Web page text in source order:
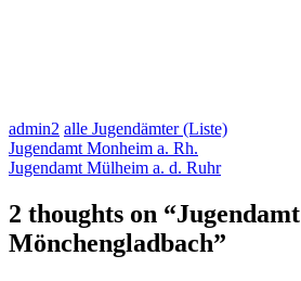
admin2 alle Jugendämter (Liste)
Jugendamt Monheim a. Rh.
Jugendamt Mülheim a. d. Ruhr
2 thoughts on “Jugendamt
Mönchengladbach”